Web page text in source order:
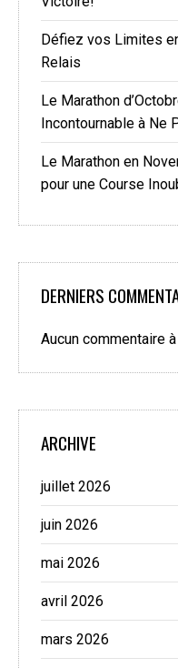
Défiez vos Limites
Relais
Le Marathon
Incontournable à Ne
Le Marathon en
pour une Course
DERNIERS
Aucun commentaire
ARCHIVE
juillet 2026
juin 2026
mai 2026
avril 2026
mars 2026